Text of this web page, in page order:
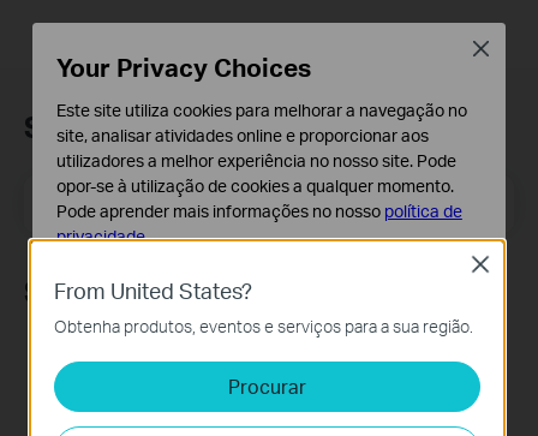
Subscrição
Email Address Inscreva-se
Siga-nos
From United States?
Obtenha produtos, eventos e serviços para a sua região.
Procurar
Close
Your Privacy Choices
Este site utiliza cookies para melhorar a navegação no
site, analisar atividades online e proporcionar aos
utilizadores a melhor experiência no nosso site. Pode
opor-se à utilização de cookies a qualquer momento.
Pode aprender mais informações no nosso política de
privacidade.
Os cookies são necessários para o funcionamento do
website e não podem ser desativados nos seus
Cookies de Análise e Marketing
Os cookies de analise permite-nos analisar as suas
Close